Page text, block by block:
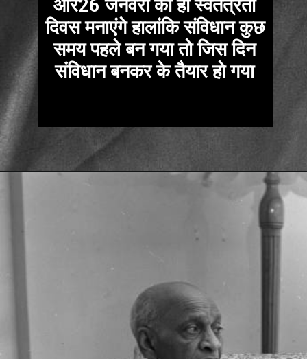
और26 जनवरी को ही स्वतंत्रता
दिवस मनाएंगे हालांकि संविधान कुछ
समय पहले बन गया तो जिस दिन
संविधान बनकर के तैयार हो गया